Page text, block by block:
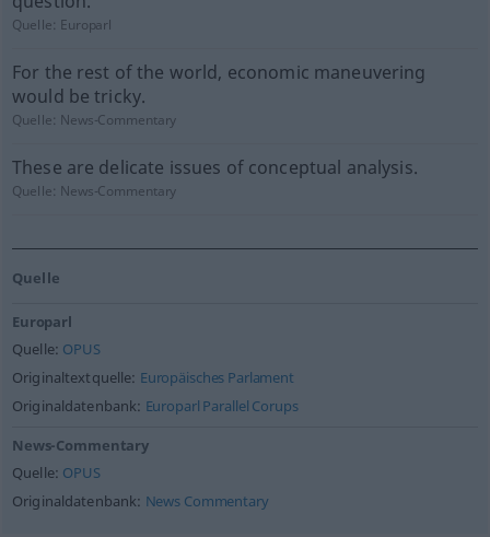
Quelle: Europarl
For the rest of the world, economic maneuvering
would be tricky.
Quelle: News-Commentary
These are delicate issues of conceptual analysis.
Quelle: News-Commentary
Quelle
Europarl
Quelle: OPUS
Originaltextquelle: Europäisches Parlament
Originaldatenbank: Europarl Parallel Corups
News-Commentary
Quelle: OPUS
Originaldatenbank: News Commentary